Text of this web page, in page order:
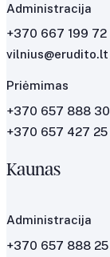
Administracija
+370 667 199 72
vilnius@erudito.lt
Priėmimas
+370 657 888 30
+370 657 427 25
Kaunas
Administracija
+370 657 888 25